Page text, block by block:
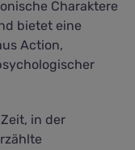
Charaktere
bietet eine
Action,
in der